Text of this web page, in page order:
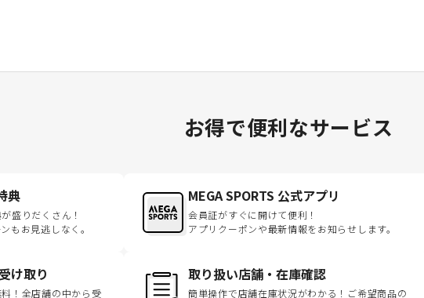
お得で便利なサービス
典
盛りだくさん！
もお見逃しなく。
MEGA SPORTS 公式アプリ
会員証がすぐに開けて便利！
アプリクーポンや最新情報をお知らせします。
け取り
！全店舗の中から受
取り扱い店舗・在庫確認
簡単操作で店舗在庫状況がわかる！ご希望商品の